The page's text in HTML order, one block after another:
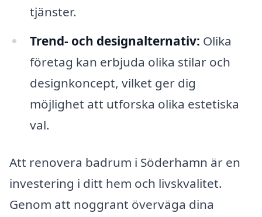
tjänster.
Trend- och designalternativ: Olika
företag kan erbjuda olika stilar och
designkoncept, vilket ger dig
möjlighet att utforska olika estetiska
val.
Att renovera badrum i Söderhamn är en
investering i ditt hem och livskvalitet.
Genom att noggrant överväga dina